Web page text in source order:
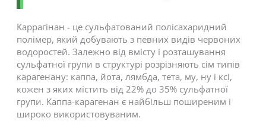
Каррагінан - це сульфатований полісахаридний
полімер, який добувають з певних видів червоних
водоростей. Залежно від вмісту і розташування
сульфатної групи в структурі розрізняють сім типів
карагенану: каппа, йота, лямбда, тета, му, ну і ксі,
кожен з яких містить від 22% до 35% сульфатної
групи. Каппа-карагенан є найбільш поширеним і
широко використовуваним.